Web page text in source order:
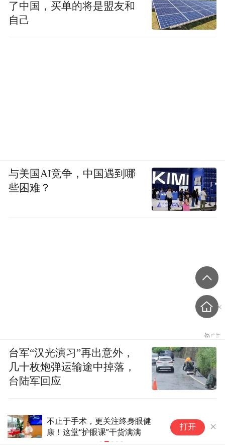
不止于手术，更关注终身眼健
康！这堂“护眼课”干货满满
打开
了中国，买单的将是盟友和
自己
与美国AI竞争，中国遇到哪
些困难？
台军“汉光演习”再出意外，
几十枚炮弹运输途中掉落，
台陆军回应